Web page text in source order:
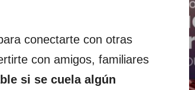
conectarte con otras
con amigos, familiares
si se cuela algún